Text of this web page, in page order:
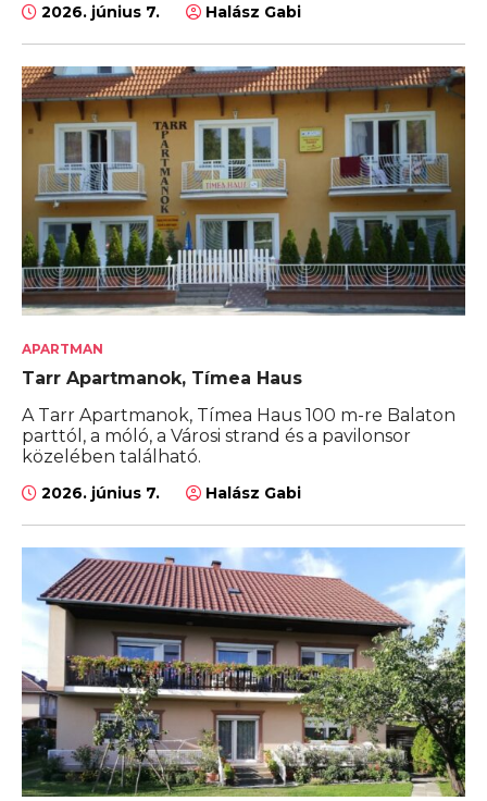
2026. június 7. Halász Gabi
APARTMAN
Tarr Apartmanok, Tímea Haus
A Tarr Apartmanok, Tímea Haus 100 m-re Balaton
parttól, a móló, a Városi strand és a pavilonsor
közelében található.
2026. június 7. Halász Gabi